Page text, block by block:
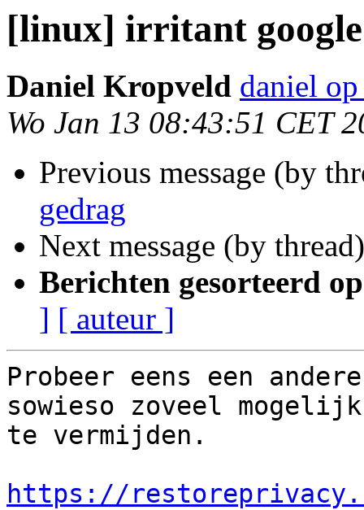
[linux] irritant
Daniel Kropveld daniel
Wo Jan 13 08:43:51 CET
Previous message (by
gedrag
Next message (by
Berichten gesorteerd
] [ auteur ]
Probeer eens een
sowieso zoveel mogelijk
te vermijden.
https://